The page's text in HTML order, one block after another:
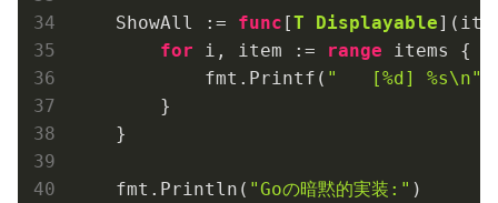
    ShowAll :=
func [T Displayable]
for i, item := range items {
            fmt.Printf(
"   [%d] %s\n"
        }
    }
    fmt.Println(
"Goの暗黙的実装:" )